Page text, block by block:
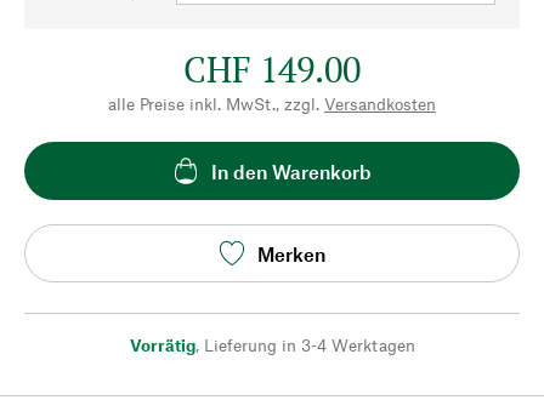
CHF 149.00
alle Preise inkl. MwSt., zzgl. Versandkosten
In den Warenkorb
Merken
Vorrätig, Lieferung in 3-4 Werktagen